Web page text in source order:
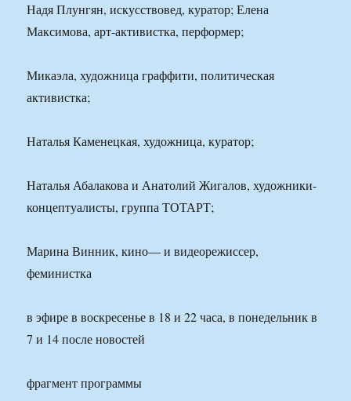
Надя Плунгян, искусствовед, куратор; Елена
Максимова, арт-активистка, перформер;
Микаэла, художница граффити, политическая
активистка;
Наталья Каменецкая, художница, куратор;
Наталья Абалакова и Анатолий Жигалов, художники-
концептуалисты, группа ТОТАРТ;
Марина Винник, кино— и видеорежиссер,
феминистка
в эфире в воскресенье в 18 и 22 часа, в понедельник в
7 и 14 после новостей
фрагмент программы